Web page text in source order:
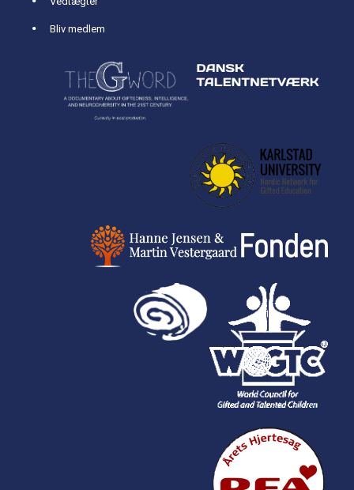
Bliv medlem